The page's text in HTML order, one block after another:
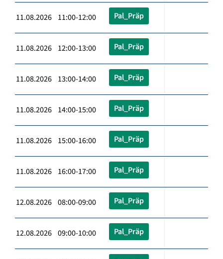
11.08.2026 11:00-12:00 Pal_Präp
11.08.2026 12:00-13:00 Pal_Präp
11.08.2026 13:00-14:00 Pal_Präp
11.08.2026 14:00-15:00 Pal_Präp
11.08.2026 15:00-16:00 Pal_Präp
11.08.2026 16:00-17:00 Pal_Präp
12.08.2026 08:00-09:00 Pal_Präp
12.08.2026 09:00-10:00 Pal_Präp